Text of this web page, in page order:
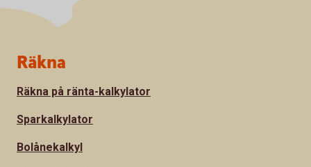
Sidfot
Räkna
Räkna på ränta-kalkylator
Sparkalkylator
Bolånekalkyl